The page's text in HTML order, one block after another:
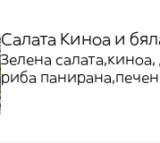
Салата Киноа и
Зелена
риба